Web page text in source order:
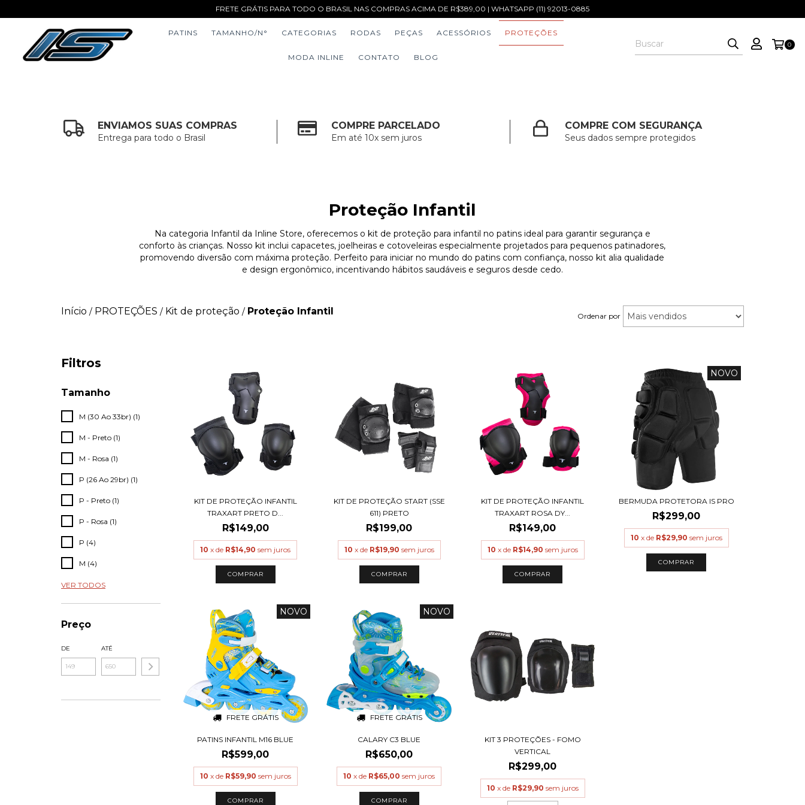
FRETE GRÁTIS PARA TODO O BRASIL NAS COMPRAS ACIMA DE R$389,00 | WHATSAPP (11) 92013-0885
PATINS TAMANHO/N° CATEGORIAS RODAS PEÇAS ACESSÓRIOS PROTEÇÕES
MODA INLINE CONTATO BLOG
0
ENVIAMOS SUAS COMPRAS
Entrega para todo o Brasil
COMPRE PARCELADO
Em até 10x sem juros
COMPRE COM SEGURANÇA
Seus dados sempre protegidos
Proteção Infantil
Na categoria Infantil da Inline Store, oferecemos o kit de proteção para infantil no patins ideal para garantir segurança e
conforto às crianças. Nosso kit inclui capacetes, joelheiras e cotoveleiras especialmente projetados para pequenos patinadores,
promovendo diversão com máxima proteção. Perfeito para iniciar no mundo do patins com confiança, nosso kit alia qualidade
e design ergonômico, incentivando hábitos saudáveis e seguros desde cedo.
Início / PROTEÇÕES / Kit de proteção / Proteção Infantil Ordenar por
Filtros
Tamanho
M (30 Ao 33br) (1)
M - Preto (1)
M - Rosa (1)
P (26 Ao 29br) (1)
P - Preto (1)
P - Rosa (1)
P (4)
M (4)
VER TODOS
Preço
DE ATÉ
KIT DE PROTEÇÃO INFANTIL
TRAXART PRETO D...
R$149,00
10 x de R$14,90 sem juros
COMPRAR
KIT DE PROTEÇÃO START (SSE
611) PRETO
R$199,00
10 x de R$19,90 sem juros
COMPRAR
KIT DE PROTEÇÃO INFANTIL
TRAXART ROSA DY...
R$149,00
10 x de R$14,90 sem juros
COMPRAR
NOVO
BERMUDA PROTETORA IS PRO
R$299,00
10 x de R$29,90 sem juros
COMPRAR
FRETE GRÁTIS
NOVO
PATINS INFANTIL M16 BLUE
R$599,00
10 x de R$59,90 sem juros
COMPRAR
FRETE GRÁTIS
NOVO
CALARY C3 BLUE
R$650,00
10 x de R$65,00 sem juros
COMPRAR
KIT 3 PROTEÇÕES - FOMO
VERTICAL
R$299,00
10 x de R$29,90 sem juros